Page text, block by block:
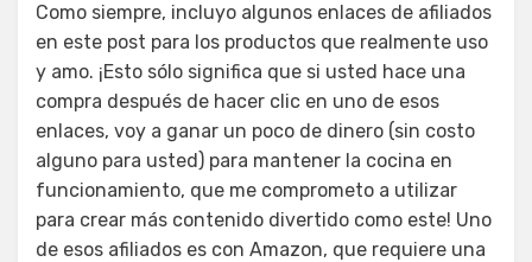
Como siempre, incluyo algunos enlaces de afiliados
en este post para los productos que realmente uso
y amo. ¡Esto sólo significa que si usted hace una
compra después de hacer clic en uno de esos
enlaces, voy a ganar un poco de dinero (sin costo
alguno para usted) para mantener la cocina en
funcionamiento, que me comprometo a utilizar
para crear más contenido divertido como este! Uno
de esos afiliados es con Amazon, que requiere una